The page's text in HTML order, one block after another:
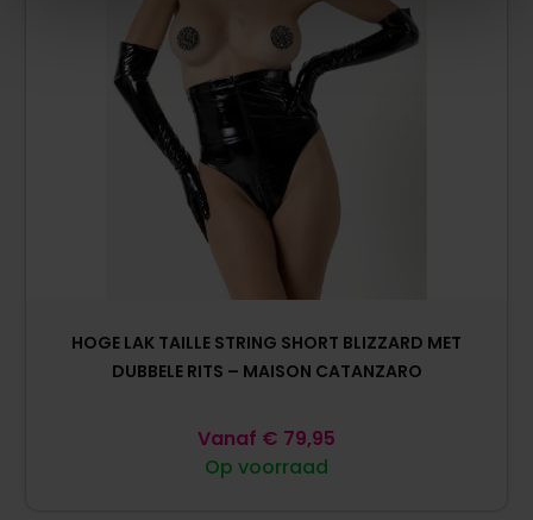
HOGE LAK TAILLE STRING SHORT BLIZZARD MET
DUBBELE RITS – MAISON CATANZARO
Op voorraad
Vanaf € 79,95